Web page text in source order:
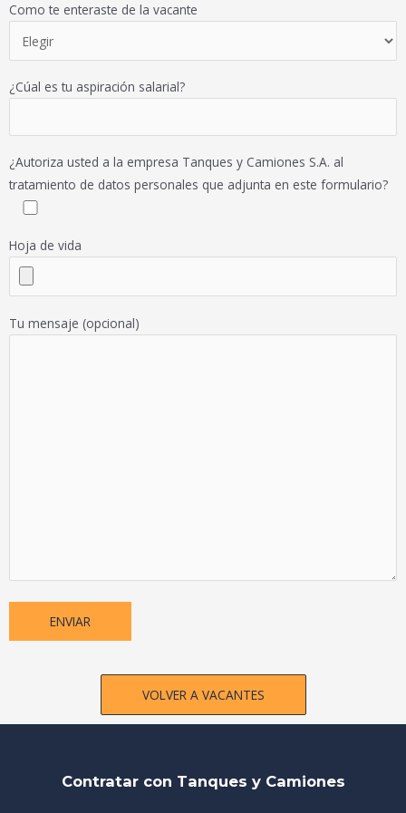
Como te enteraste de la vacante
¿Cúal es tu aspiración salarial?
¿Autoriza usted a la empresa Tanques y Camiones S.A. al
tratamiento de datos personales que adjunta en este formulario?
Hoja de vida
Tu mensaje (opcional)
VOLVER A VACANTES
Contratar con Tanques y Camiones